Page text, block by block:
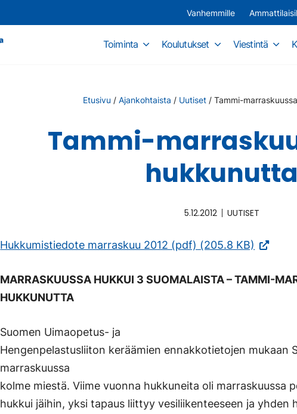
Vanhemmille
Toiminta Koulutukset Viestintä
Etusivu / Ajankohtaista / Uutiset/ Tammi-
Tammi-
hukkunutta
5.12.2012 UUTISET
Hukkumistiedote marraskuu 2012 (pdf) (205.8 KB) (Vieraile
MARRASKUUSSA HUKKUI 3 SUOMALAISTA – TAMMI-
HUKKUNUTTA
Suomen Uimaopetus- ja
Hengenpelastusliiton keräämien ennakkotietojen mukaan
marraskuussa
kolme miestä. Viime vuonna hukkuneita oli marraskuussa
hukkui jäihin, yksi tapaus liittyy vesiliikenteeseen ja yhden